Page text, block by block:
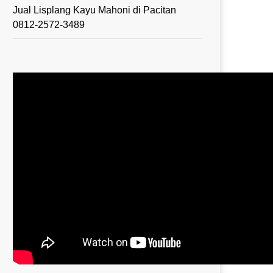
Jual Lisplang Kayu Mahoni di Pacitan
0812-2572-3489